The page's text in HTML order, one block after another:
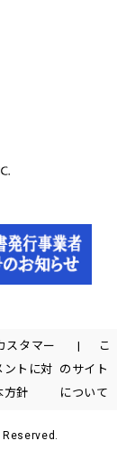
スタマー
ントに対
方針
こ
のサイト
について